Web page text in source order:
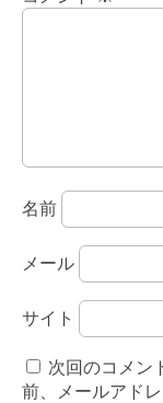
名前
メール
サイト
次回のコメン
前、メールアド